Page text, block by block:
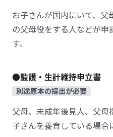
お子さんが国内にいて、父
の父母役をする人などが
す。
●監護・生計維持申立書
別途原本の提出が必要
父母、未成年後見人、父
子さんを養育している場合